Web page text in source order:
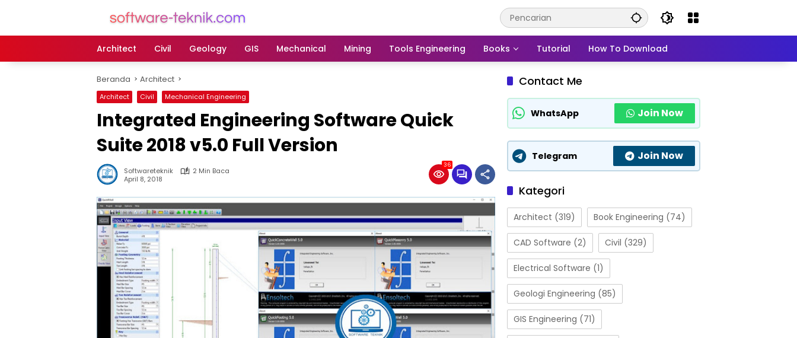
Architect
Civil Geology GIS Mechanical Mining Tools Engineering Books Tutorial How To Download
Beranda Architect
Architect Civil Mechanical Engineering
Integrated Engineering Software Quick
Suite 2018 v5.0 Full Version
Softwareteknik
2 Min Baca
April 8, 2018
36
Contact Me
WhatsApp Join Now
Telegram Join Now
Kategori
Architect (319) Book Engineering (74)
CAD Software (2) Civil (329)
Electrical Software (1)
Geologi Engineering (85)
GIS Engineering (71)